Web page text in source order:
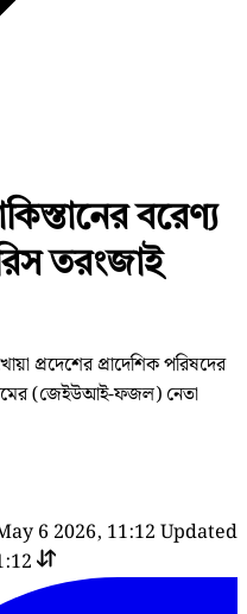
বরেণ্য
তরংজাই
প্রদেশের প্রাদেশিক পরিষদের
(জেইউআই-ফজল) নেতা
6 2026, 11:12Updated